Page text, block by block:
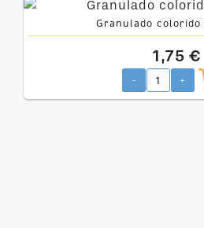
Granulado
1,75 €
- +